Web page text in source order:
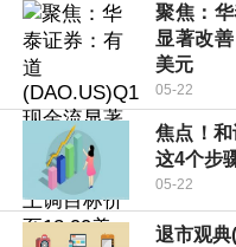
聚焦：
显著改
美元
05-22
焦点！
这4个步
05-22
退市观典